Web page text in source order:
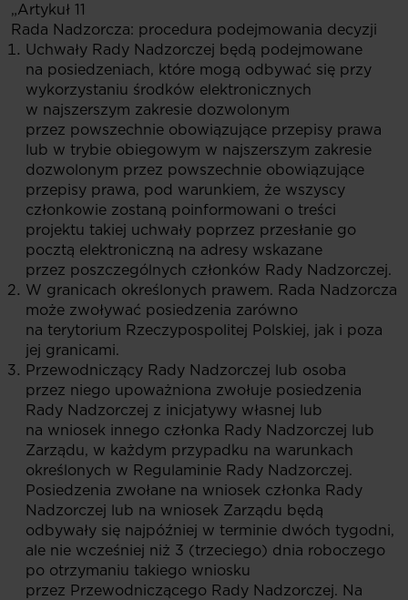
„Artykuł 11
Rada Nadzorcza: procedura podejmowania decyzji
Uchwały Rady Nadzorczej będą podejmowane
na posiedzeniach, które mogą odbywać się przy
wykorzystaniu środków elektronicznych
w najszerszym zakresie dozwolonym
przez powszechnie obowiązujące przepisy prawa
lub w trybie obiegowym w najszerszym zakresie
dozwolonym przez powszechnie obowiązujące
przepisy prawa, pod warunkiem, że wszyscy
członkowie zostaną poinformowani o treści
projektu takiej uchwały poprzez przesłanie go
pocztą elektroniczną na adresy wskazane
przez poszczególnych członków Rady Nadzorczej.
W granicach określonych prawem. Rada Nadzorcza
może zwoływać posiedzenia zarówno
na terytorium Rzeczypospolitej Polskiej, jak i poza
jej granicami.
Przewodniczący Rady Nadzorczej lub osoba
przez niego upoważniona zwołuje posiedzenia
Rady Nadzorczej z inicjatywy własnej lub
na wniosek innego członka Rady Nadzorczej lub
Zarządu, w każdym przypadku na warunkach
określonych w Regulaminie Rady Nadzorczej.
Posiedzenia zwołane na wniosek członka Rady
Nadzorczej lub na wniosek Zarządu będą
odbywały się najpóźniej w terminie dwóch tygodni,
ale nie wcześniej niż 3 (trzeciego) dnia roboczego
po otrzymaniu takiego wniosku
przez Przewodniczącego Rady Nadzorczej. Na